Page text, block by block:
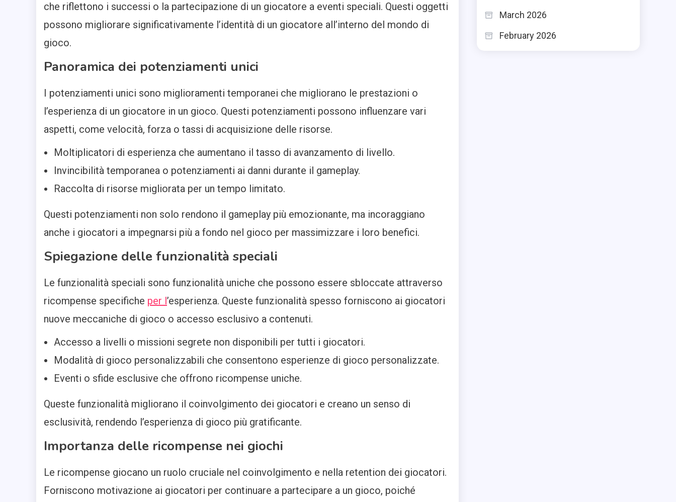
che riflettono i successi o la partecipazione di un giocatore a eventi speciali. Questi oggetti
possono migliorare significativamente l’identità di un giocatore all’interno del mondo di
gioco.
Panoramica dei potenziamenti unici
I potenziamenti unici sono miglioramenti temporanei che migliorano le prestazioni o
l’esperienza di un giocatore in un gioco. Questi potenziamenti possono influenzare vari
aspetti, come velocità, forza o tassi di acquisizione delle risorse.
Moltiplicatori di esperienza che aumentano il tasso di avanzamento di livello.
Invincibilità temporanea o potenziamenti ai danni durante il gameplay.
Raccolta di risorse migliorata per un tempo limitato.
Questi potenziamenti non solo rendono il gameplay più emozionante, ma incoraggiano
anche i giocatori a impegnarsi più a fondo nel gioco per massimizzare i loro benefici.
Spiegazione delle funzionalità speciali
Le funzionalità speciali sono funzionalità uniche che possono essere sbloccate attraverso
ricompense specifiche per l’esperienza. Queste funzionalità spesso forniscono ai giocatori
nuove meccaniche di gioco o accesso esclusivo a contenuti.
Accesso a livelli o missioni segrete non disponibili per tutti i giocatori.
Modalità di gioco personalizzabili che consentono esperienze di gioco personalizzate.
Eventi o sfide esclusive che offrono ricompense uniche.
Queste funzionalità migliorano il coinvolgimento dei giocatori e creano un senso di
esclusività, rendendo l’esperienza di gioco più gratificante.
Importanza delle ricompense nei giochi
Le ricompense giocano un ruolo cruciale nel coinvolgimento e nella retention dei giocatori.
Forniscono motivazione ai giocatori per continuare a partecipare a un gioco, poiché
March 2026
February 2026